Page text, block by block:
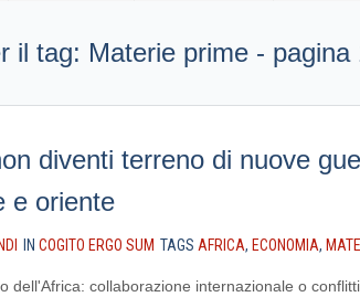
il tag: Materie prime - pagina
diventi terreno di nuove
e oriente
IN COGITO ERGO SUM TAGS AFRICA, ECONOMIA,
dell'Africa: collaborazione internazionale o